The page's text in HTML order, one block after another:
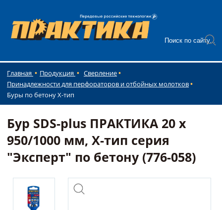
Главная Продукция
Сверление
Принадлежности для перфораторов и отбойных молотков
Буры по бетону Х-тип
Бур SDS-plus ПРАКТИКА 20 х
950/1000 мм, Х-тип серия
"Эксперт" по бетону (776-058)